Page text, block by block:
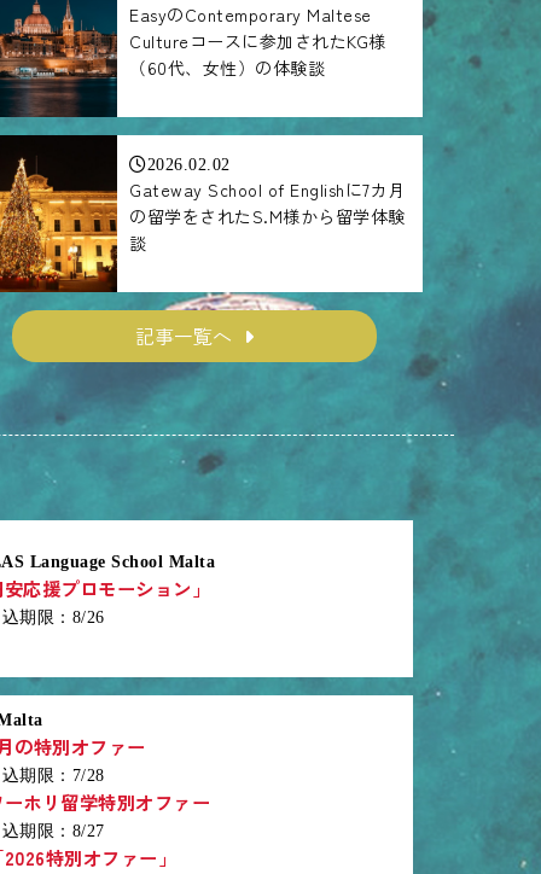
EasyのContemporary Maltese
Cultureコースに参加されたKG様
（60代、女性）の体験談
2026.02.02
Gateway School of Englishに7カ月
の留学をされたS.M様から留学体験
談
記事一覧へ
Language School Malta
応援プロモーション」
期限：8/26
の特別オファー
期限：7/28
ホリ留学特別オファー
期限：8/27
特別オファー」